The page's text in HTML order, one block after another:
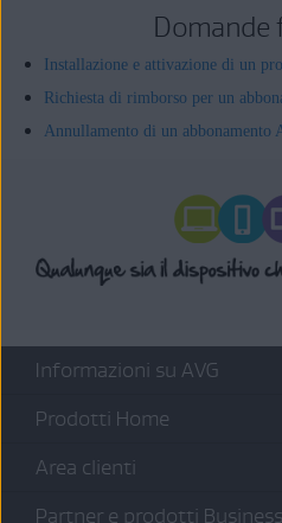
Installazione e attivazione di un
Richiesta di rimborso per un
Annullamento di un abbonamento
Informazioni su AVG
Prodotti Home
Area clienti
Partner e prodotti Business